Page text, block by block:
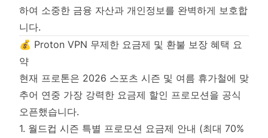
하여 소중한 금융 자산과 개인정보를 완벽하게 보호합
니다.
💰 Proton VPN 무제한 요금제 및 환불 보장 혜택 요
약
현재 프로톤은 2026 스포츠 시즌 및 여름 휴가철에 맞
추어 연중 가장 강력한 요금제 할인 프로모션을 공식
오픈했습니다.
1. 월드컵 시즌 특별 프로모션 요금제 안내 (최대 70%